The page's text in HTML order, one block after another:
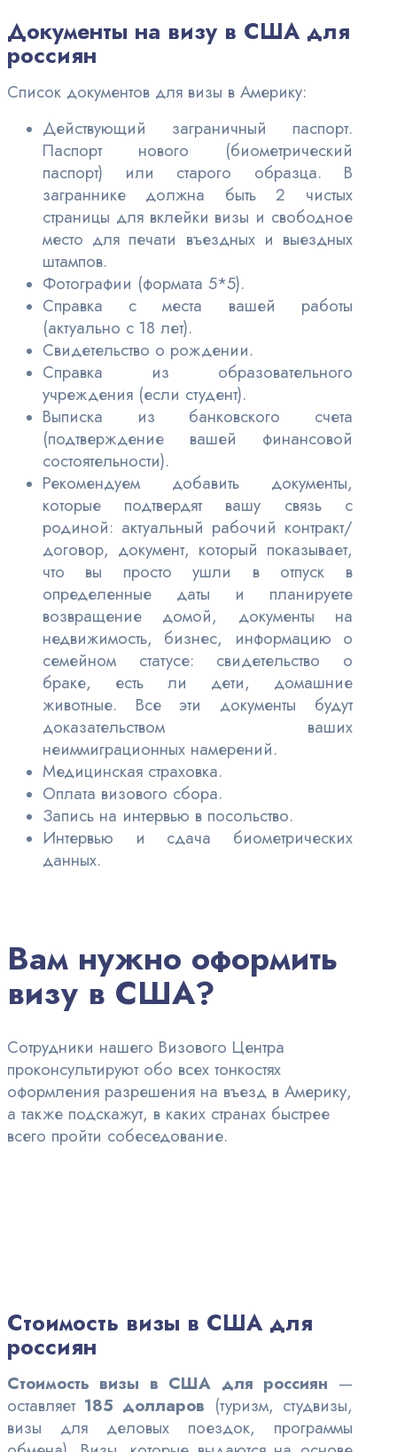
Документы на визу в США для
россиян
Список документов для визы в Америку:
Действующий заграничный паспорт.
Паспорт нового (биометрический
паспорт) или старого образца. В
заграннике должна быть 2 чистых
страницы для вклейки визы и свободное
место для печати въездных и выездных
штампов.
Фотографии (формата 5*5).
Справка с места вашей работы
(актуально с 18 лет).
Свидетельство о рождении.
Справка из образовательного
учреждения (если студент).
Выписка из банковского счета
(подтверждение вашей финансовой
состоятельности).
Рекомендуем добавить документы,
которые подтвердят вашу связь с
родиной: актуальный рабочий контракт/
договор, документ, который показывает,
что вы просто ушли в отпуск в
определенные даты и планируете
возвращение домой, документы на
недвижимость, бизнес, информацию о
семейном статусе: свидетельство о
браке, есть ли дети, домашние
животные. Все эти документы будут
доказательством ваших
неиммиграционных намерений.
Медицинская страховка.
Оплата визового сбора.
Запись на интервью в посольство.
Интервью и сдача биометрических
данных.
Вам нужно оформить
визу в США?
Сотрудники нашего Визового Центра
проконсультируют обо всех тонкостях
оформления разрешения на въезд в Америку,
а также подскажут, в каких странах быстрее
всего пройти собеседование.
Стоимость визы в США для
россиян
Стоимость визы в США для россиян —
оставляет 185 долларов (туризм, студвизы,
визы для деловых поездок, программы